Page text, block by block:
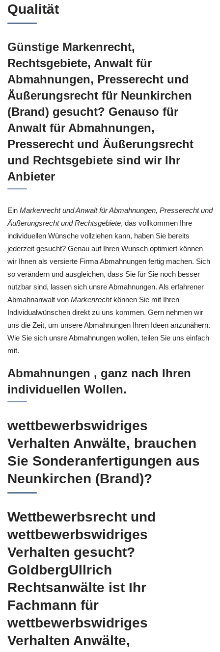
Qualität
Günstige Markenrecht,
Rechtsgebiete, Anwalt für
Abmahnungen, Presserecht und
Äußerungsrecht für Neunkirchen
(Brand) gesucht? Genauso für
Anwalt für Abmahnungen,
Presserecht und Äußerungsrecht
und Rechtsgebiete sind wir Ihr
Anbieter
Ein Markenrecht und Anwalt für Abmahnungen, Presserecht und
Äußerungsrecht und Rechtsgebiete, das vollkommen Ihre
individuellen Wünsche vollziehen kann, haben Sie bereits
jederzeit gesucht? Genau auf Ihren Wunsch optimiert können
wir Ihnen als versierte Firma Abmahnungen fertig machen. Sich
so verändern und ausgleichen, dass Sie für Sie noch besser
nutzbar sind, lassen sich unsre Abmahnungen. Als erfahrener
Abmahnanwalt von Markenrechtkönnen Sie mit Ihren
Individualwünschen direkt zu uns kommen. Gern nehmen wir
uns die Zeit, um unsere Abmahnungen Ihren Ideen anzunähern.
Wie Sie sich unsre Abmahnungen wollen, teilen Sie uns einfach
mit.
Abmahnungen , ganz nach Ihren
individuellen Wollen.
wettbewerbswidriges
Verhalten Anwälte, brauchen
Sie Sonderanfertigungen aus
Neunkirchen (Brand)?
Wettbewerbsrecht und
wettbewerbswidriges
Verhalten gesucht?
GoldbergUllrich
Rechtsanwälte ist Ihr
Fachmann für
wettbewerbswidriges
Verhalten Anwälte,